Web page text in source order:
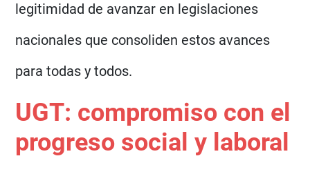
legitimidad de avanzar en legislaciones
nacionales que consoliden estos avances
para todas y todos.
UGT: compromiso con el
progreso social y laboral